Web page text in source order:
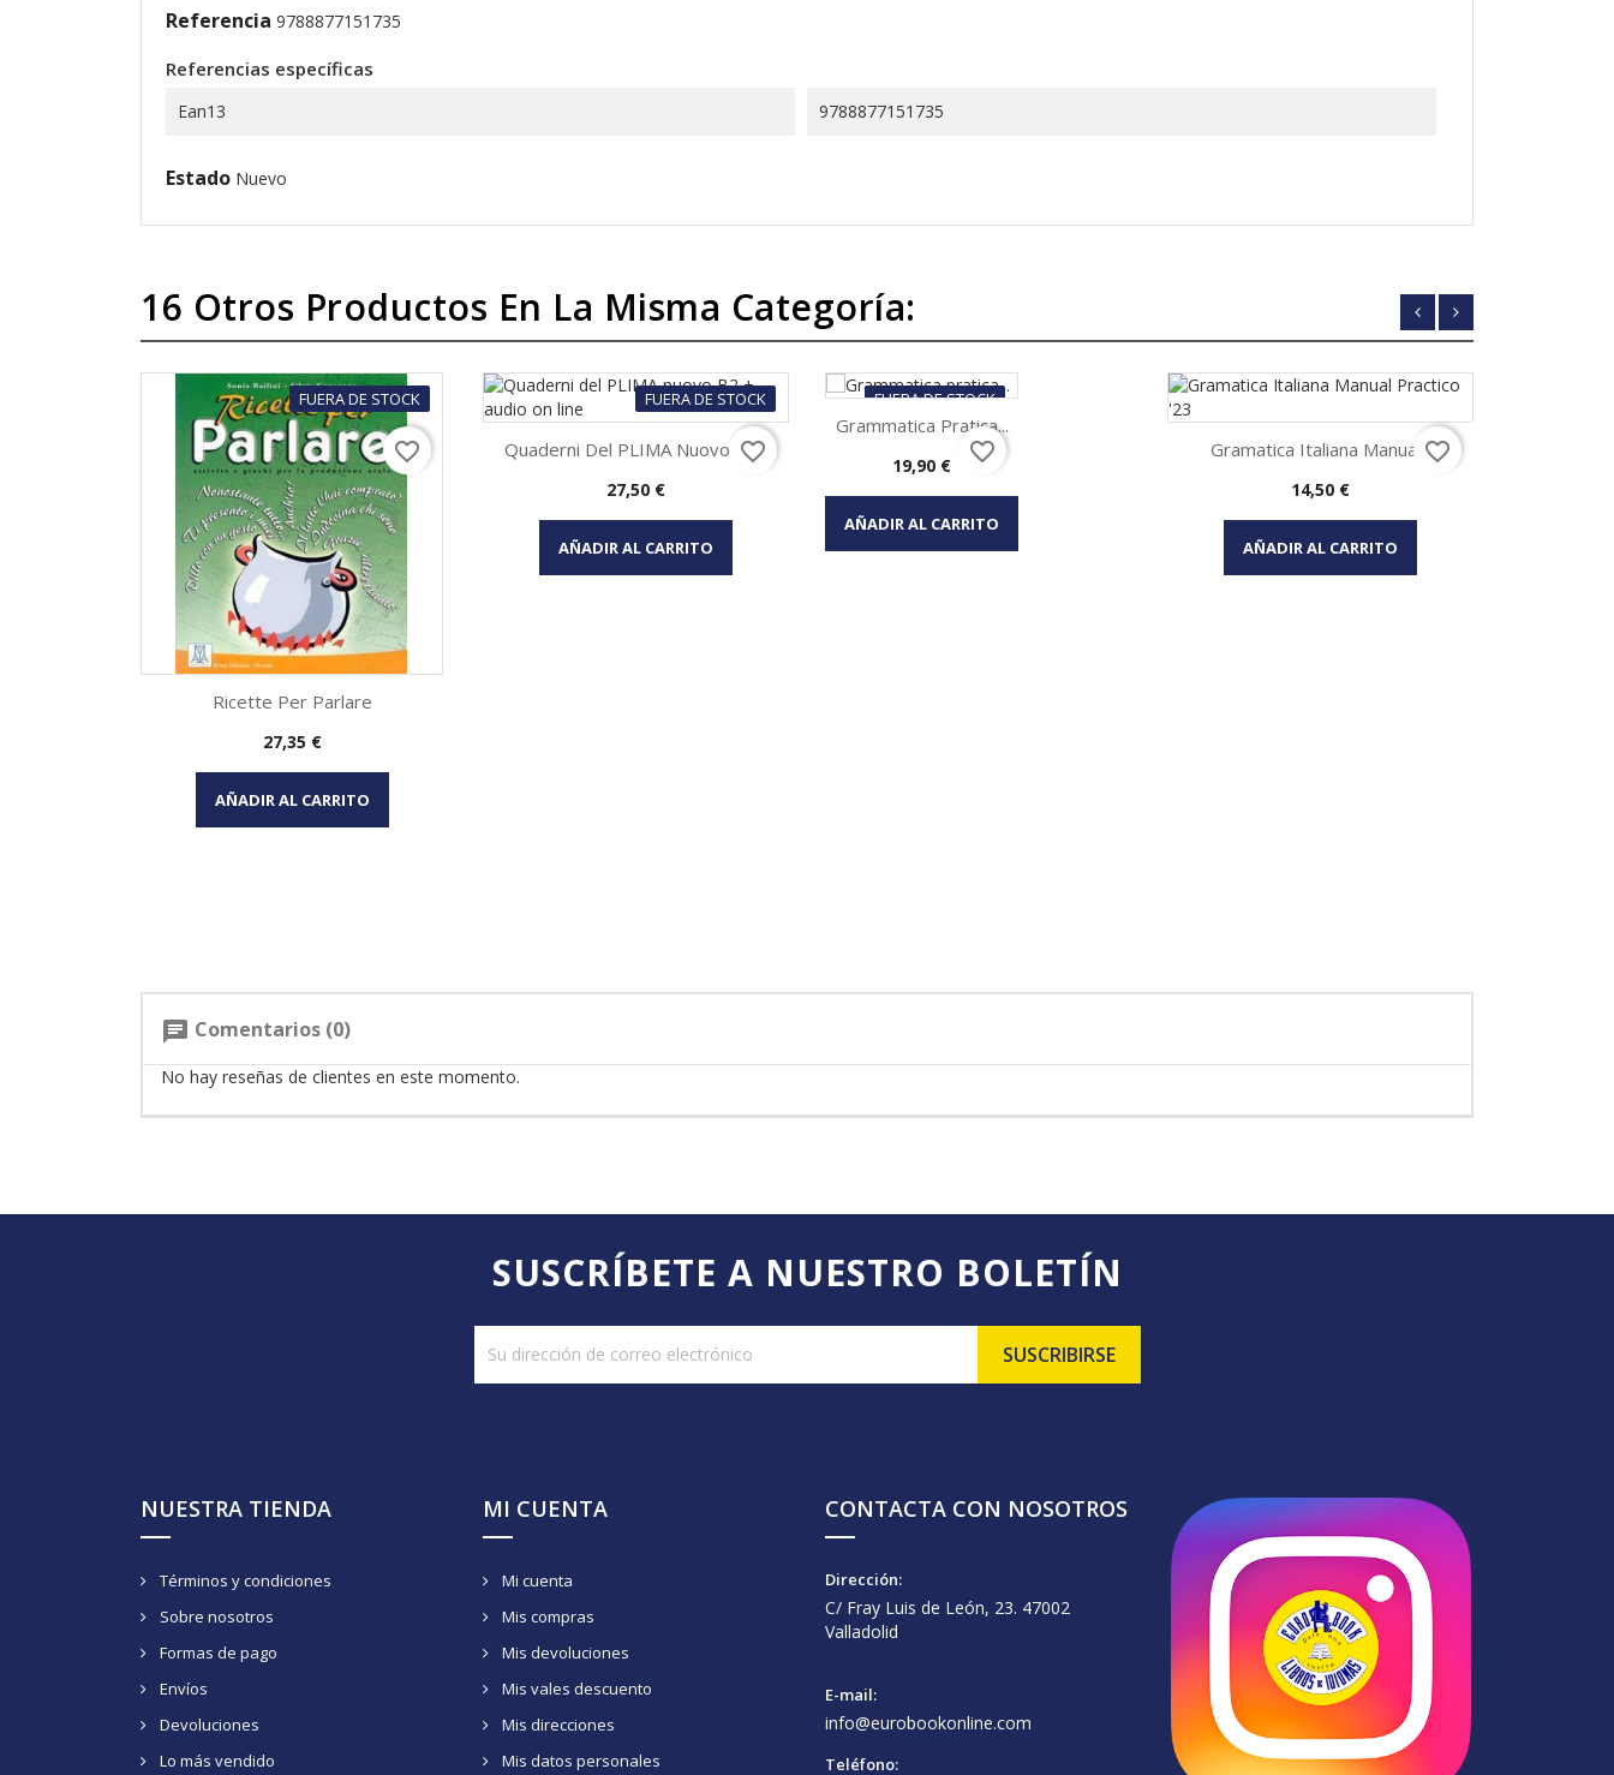
Referencia 9788877151735
Referencias específicas
Ean13 9788877151735
Estado Nuevo
16 Otros Productos En La Misma Categoría:
FUERA DE STOCK
Vista rápida
Ricette Per Parlare
Precio
27,35 €
AÑADIR AL CARRITO
favorite_border
FUERA DE STOCK
Vista rápida
Quaderni Del PLIMA Nuovo B2...
Precio
27,50 €
AÑADIR AL CARRITO
favorite_border
FUERA DE STOCK
Vista rápida
Grammatica Pratica...
Precio
19,90 €
AÑADIR AL CARRITO
favorite_border
Vista rápida
Gramatica Italiana Manual...
Precio
14,50 €
AÑADIR AL CARRITO
favorite_border
chat Comentarios (0)
No hay reseñas de clientes en este momento.
SUSCRÍBETE A NUESTRO BOLETÍN
NUESTRA TIENDA
Términos y condiciones
Sobre nosotros
Formas de pago
Envíos
Devoluciones
Lo más vendido
MI CUENTA
Mi cuenta
Mis compras
Mis devoluciones
Mis vales descuento
Mis direcciones
Mis datos personales
CONTACTA CON NOSOTROS
Dirección:
C/ Fray Luis de León, 23. 47002
Valladolid
E-mail:
info@eurobookonline.com
Teléfono: